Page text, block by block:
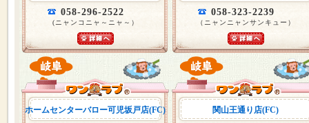
058-296-2522
(ニャンコニャ～ニャ～）
058-323-2239
（ニャンニャンサンキュー）
ホームセンターバロー可児坂戸店(FC) 関山王通り店(FC)